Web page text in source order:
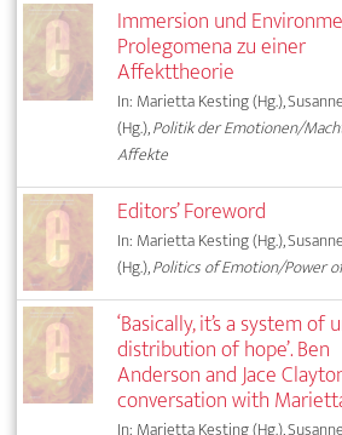
Immersion und
Prolegomena zu einer
Affekttheorie
In: Marietta Kesting (Hg.),
(Hg.),Politik der Emotionen/
Affekte
Editors’ Foreword
In: Marietta Kesting (Hg.),
(Hg.),Politics of Emotion/Power
‘Basically, it’s a system of
distribution of hope’. Ben
Anderson and Jace
conversation with
In: Marietta Kesting (Hg.),